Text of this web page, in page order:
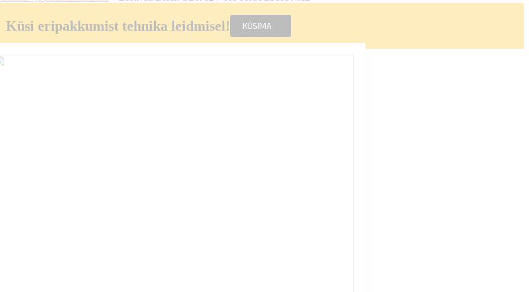
Küsi eripakkumist tehnika leidmisel! KÜSIMA